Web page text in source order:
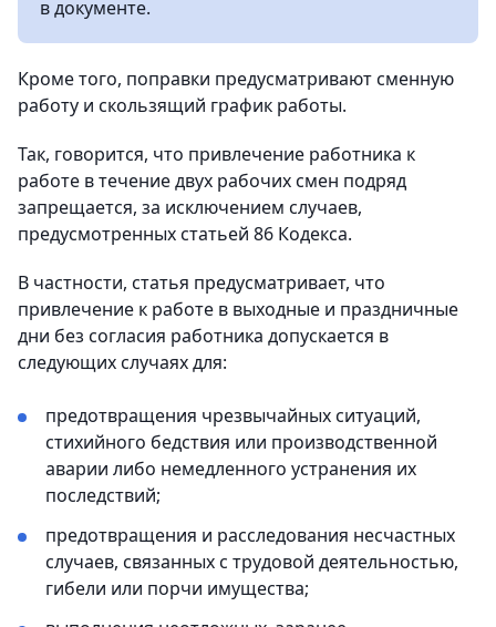
в документе.
Кроме того, поправки предусматривают сменную
работу и скользящий график работы.
Так, говорится, что привлечение работника к
работе в течение двух рабочих смен подряд
запрещается, за исключением случаев,
предусмотренных статьей 86 Кодекса.
В частности, статья предусматривает, что
привлечение к работе в выходные и праздничные
дни без согласия работника допускается в
следующих случаях для:
предотвращения чрезвычайных ситуаций,
стихийного бедствия или производственной
аварии либо немедленного устранения их
последствий;
предотвращения и расследования несчастных
случаев, связанных с трудовой деятельностью,
гибели или порчи имущества;